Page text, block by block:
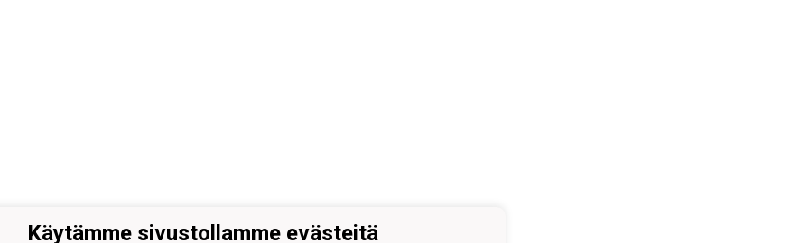
Käytämme sivustollamme evästeitä